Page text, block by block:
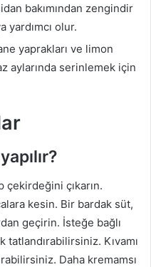
bakımından zengindir
yardımcı olur.
yaprakları ve limon
aylarında serinlemek için
çıkarın.
kesin. Bir bardak süt,
geçirin. İsteğe bağlı
Kıvamı
Daha kremamsı